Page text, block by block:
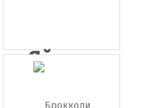
Яйца в
картонной
...